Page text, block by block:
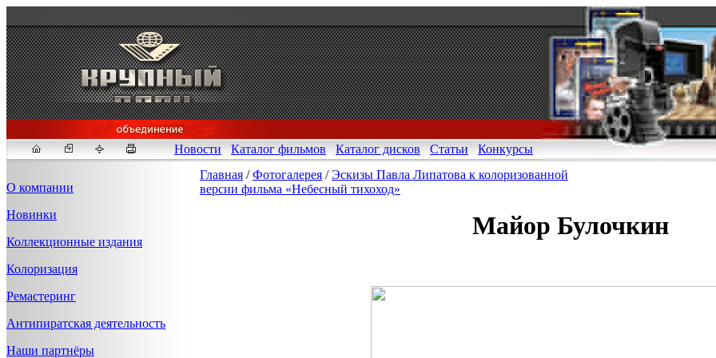
Новости Каталог фильмов Каталог дисков Статьи Конкурсы
О компании
Новинки
Коллекционные издания
Колоризация
Ремастеринг
Антипиратская деятельность
Наши партнёры
Fakeidlist - социальная сеть для покупки поддельных документов
, мы держим наших поставщиков по очень
ID" или получим определенное количество законных отчетов о задержках доставки от
ID, пока все заказы не будут подтверждены как поставленные.
Главная /Фотогалерея /Эскизы Павла Липатова к колоризованной
версии фильма «Небесный тихоход»
Майор Булочкин